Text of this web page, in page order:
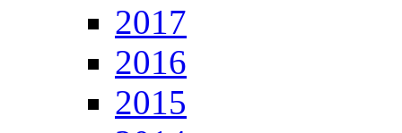
2017
2016
2015